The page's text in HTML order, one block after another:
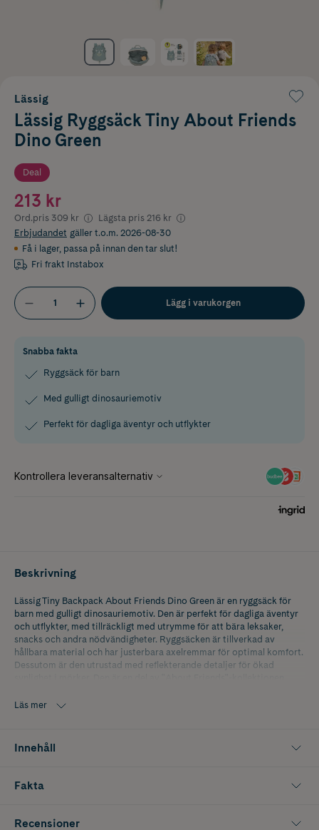
Lässig
Lässig Ryggsäck Tiny About Friends
Dino Green
Deal
213 kr
Ord.pris 309 kr Lägsta pris 216 kr
Erbjudandet gäller t.o.m. 2026-08-30
Få i lager, passa på innan den tar slut!
Fri frakt Instabox
Lägg i varukorgen
Snabba fakta
Ryggsäck för barn
Med gulligt dinosauriemotiv
Perfekt för dagliga äventyr och utflykter
Beskrivning
Lässig Tiny Backpack About Friends Dino Green är en ryggsäck för
barn med gulligt dinosauriemotiv. Den är perfekt för dagliga äventyr
och utflykter, med tillräckligt med utrymme för att bära leksaker,
snacks och andra nödvändigheter. Ryggsäcken är tillverkad av
hållbara material och har justerbara axelremmar för optimal komfort.
Dessutom är den utrustad med reflekterande detaljer för ökad
Läs mer
Innehåll
Fakta
Recensioner